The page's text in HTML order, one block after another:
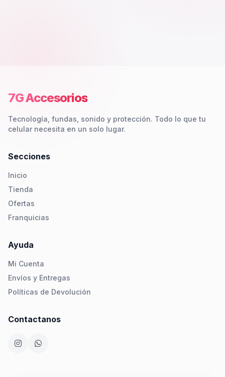
7G Accesorios
Tecnología, fundas, sonido y protección. Todo lo que tu
celular necesita en un solo lugar.
Secciones
Inicio
Tienda
Ofertas
Franquicias
Ayuda
Mi Cuenta
Envíos y Entregas
Políticas de Devolución
Contactanos